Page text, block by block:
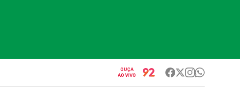
OUÇA
AO VIVO